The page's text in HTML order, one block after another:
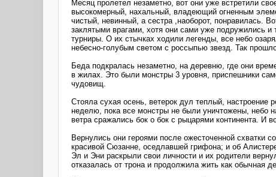
Месяц пролетел незаметно, вот они уже встретили
высокомерный, нахальный, владеющий огненным
чистый, невинный, а сестра ,наоборот, понравилась.
заклятыми врагами, хотя они сами уже подружились и
турниры. О их стычках ходили легенды, все небо
небесно-голубым светом с россыпью звезд. Так
Беда подкралась незаметно, на деревню, где они
в жилах. Это были монстры 3 уровня, приспешники
чудовищ.
Стояла сухая осень, ветерок дул теплый, настроение
неделю, пока все монстры не были уничтожены, небо
ветра сражались бок о бок с рыцарями континента. И
Вернулись они героями после ожесточенной
красивой Сюзанне, оседлавшей грифона; и об
Эл и Эни раскрыли свои личности и их родители
отказалась от трона и продолжила жить как обычная